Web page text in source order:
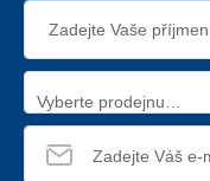
Vyberte prodejnu…